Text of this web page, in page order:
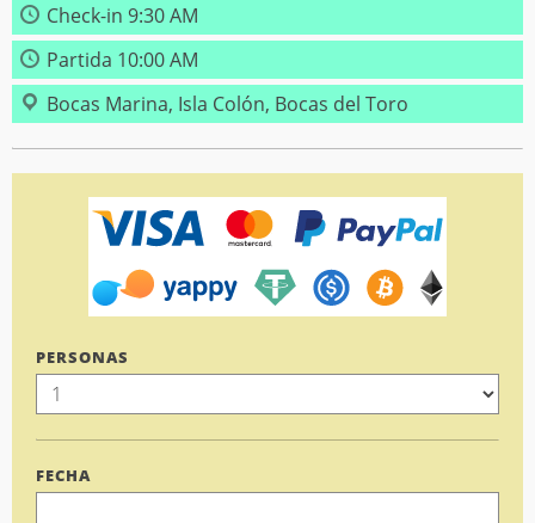
Check-in 9:30 AM
Partida 10:00 AM
Bocas Marina, Isla Colón, Bocas del Toro
PERSONAS
FECHA